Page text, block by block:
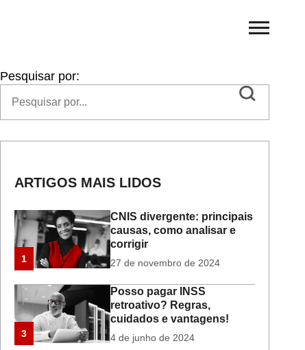
Pesquisar por:
ARTIGOS MAIS LIDOS
1
CNIS divergente: principais
causas, como analisar e
corrigir
27 de novembro de 2024
3
Posso pagar INSS
retroativo? Regras,
cuidados e vantagens!
4 de junho de 2024